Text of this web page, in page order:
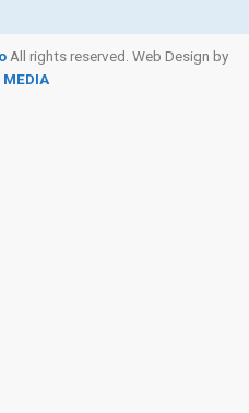
All rights reserved. Web Design by
MEDIA